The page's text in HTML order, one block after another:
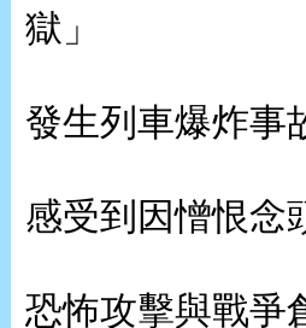
獄」
發生列車爆炸事
感受到因憎恨念
恐怖攻擊與戰爭